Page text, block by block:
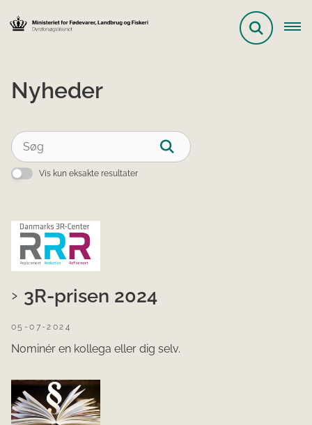
Nyheder
Vis kun eksakte resultater
3R-prisen 2024
05-07-2024
Nominér en kollega eller dig selv.